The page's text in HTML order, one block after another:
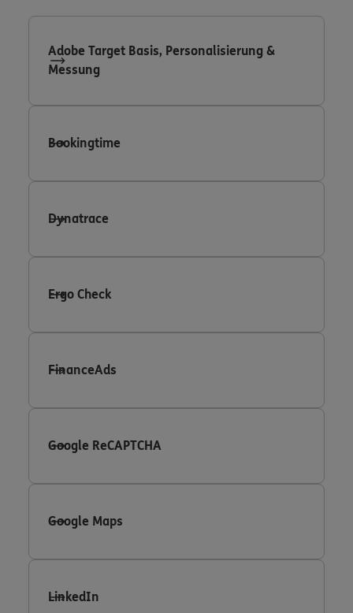
Adobe Target Basis, Personalisierung &
Messung
Bookingtime
Dynatrace
Ergo Check
FinanceAds
Google ReCAPTCHA
Google Maps
LinkedIn